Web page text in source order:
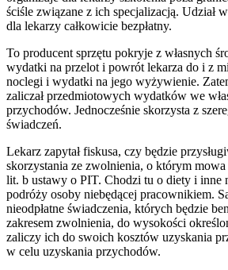
ściśle związane z ich specjalizacją. Udział
dla lekarzy całkowicie bezpłatny.
To producent sprzętu pokryje z własnych
wydatki na przelot i powrót lekarza do i z
noclegi i wydatki na jego wyżywienie.
zaliczał przedmiotowych wydatków we
przychodów. Jednocześnie skorzysta z
świadczeń.
Lekarz zapytał fiskusa, czy będzie
skorzystania ze zwolnienia, o którym
lit. b ustawy o PIT. Chodzi tu o diety i inne
podróży osoby niebędącej pracownikiem.
nieodpłatne świadczenia, których będzie
zakresem zwolnienia, do wysokości
zaliczy ich do swoich kosztów uzyskania
w celu uzyskania przychodów.